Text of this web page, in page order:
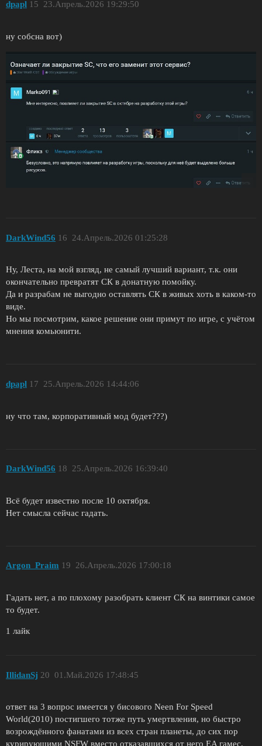
dpapl 23.Апрель.2026 19:29:50
15
ну собсна вот)
DarkWind56 24.Апрель.2026 01:25:28
16
Ну, Леста, на мой взгляд, не самый лучший вариант, т.к. они
окончательно превратят СК в донатную помойку.
Да и разрабам не выгодно оставлять СК в живых хоть в каком-то
виде.
Но мы посмотрим, какое решение они примут по игре, с учётом
мнения комьюнити.
dpapl 25.Апрель.2026 14:44:06
17
ну что там, корпоративный мод будет???)
DarkWind56 25.Апрель.2026 16:39:40
18
Всё будет известно после 10 октября.
Нет смысла сейчас гадать.
Argon_Praim 26.Апрель.2026 17:00:18
19
Гадать нет, а по плохому разобрать клиент СК на винтики самое
то будет.
1 лайк
IllidanSj 01.Май.2026 17:48:45
20
ответ на 3 вопрос имеется у бисового Neen For Speed
World(2010) постигшего тотже путь умертвления, но быстро
возрождённого фанатами из всех стран планеты, до сих пор
курирующими NSFW вместо отказавшихся от него EA гамес,